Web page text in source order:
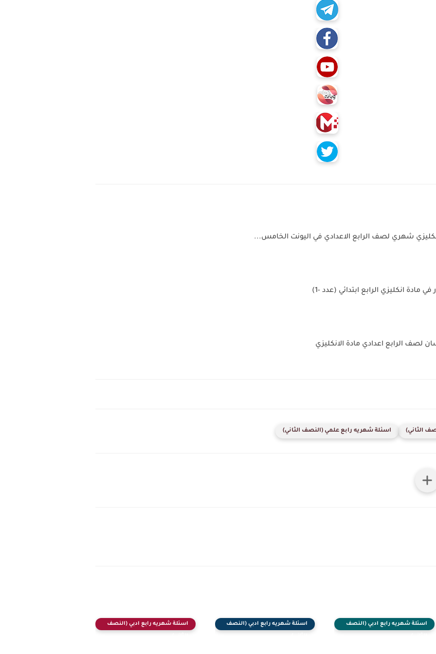
شهري لصف الرابع الاعدادي في اليونت الخامس...
مادة انكليزي الرابع ابتدائي (عدد -1)
لصف الرابع اعدادي مادة الانكليزي
الثاني) اسئلة شهريه رابع علمي (النصف الثاني)
اسئلة شهريه رابع ادبي (النصف اسئلة شهريه رابع ادبي (النصف اسئلة شهريه رابع ادبي (النصف